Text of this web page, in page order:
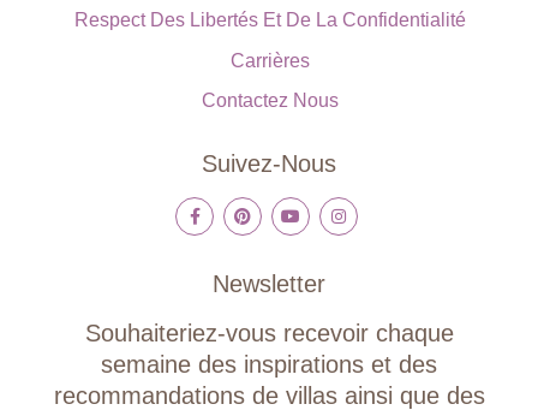
Respect Des Libertés Et De La Confidentialité
Carrières
Contactez Nous
Suivez-Nous
Newsletter
Souhaiteriez-vous recevoir chaque
semaine des inspirations et des
recommandations de villas ainsi que des